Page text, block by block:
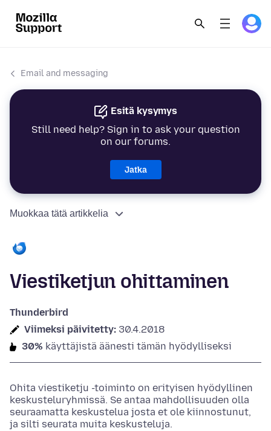
Email and messaging
Esitä kysymys
Still need help? Sign in to ask your question
on our forums.
Jatka
Muokkaa tätä artikkelia
Viestiketjun ohittaminen
Thunderbird
Viimeksi päivitetty: 30.4.2018
30% käyttäjistä äänesti tämän hyödylliseksi
Ohita viestiketju -toiminto on erityisen hyödyllinen
keskusteluryhmissä. Se antaa mahdollisuuden olla
seuraamatta keskustelua josta et ole kiinnostunut,
ja silti seurata muita keskusteluja.